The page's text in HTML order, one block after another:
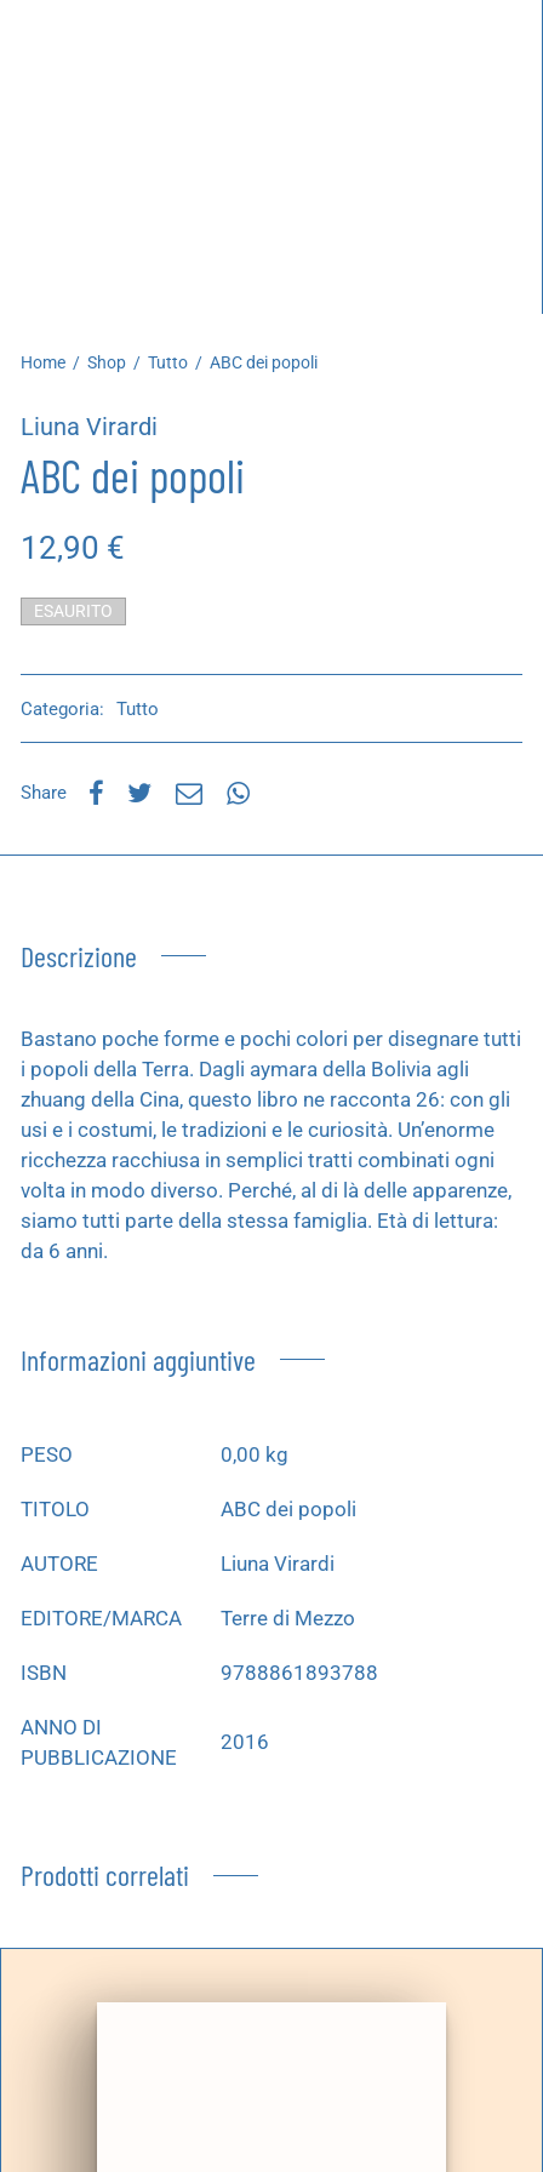
Home / Shop / Tutto / ABC dei popoli
Liuna Virardi
ABC dei popoli
12,90 €
ESAURITO
Categoria: Tutto
Share
Descrizione
Bastano poche forme e pochi colori per disegnare tutti
i popoli della Terra. Dagli aymara della Bolivia agli
zhuang della Cina, questo libro ne racconta 26: con gli
usi e i costumi, le tradizioni e le curiosità. Un’enorme
ricchezza racchiusa in semplici tratti combinati ogni
volta in modo diverso. Perché, al di là delle apparenze,
siamo tutti parte della stessa famiglia. Età di lettura:
da 6 anni.
Informazioni aggiuntive
PESO 0,00 kg
TITOLO ABC dei popoli
AUTORE Liuna Virardi
EDITORE/MARCA Terre di Mezzo
ISBN 9788861893788
ANNO DI
PUBBLICAZIONE
2016
Prodotti correlati